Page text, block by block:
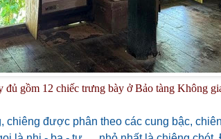
đủ gồm 12 chiếc trưng bày ở Bảo tàng Không
chiêng được phân theo các cung bậc,